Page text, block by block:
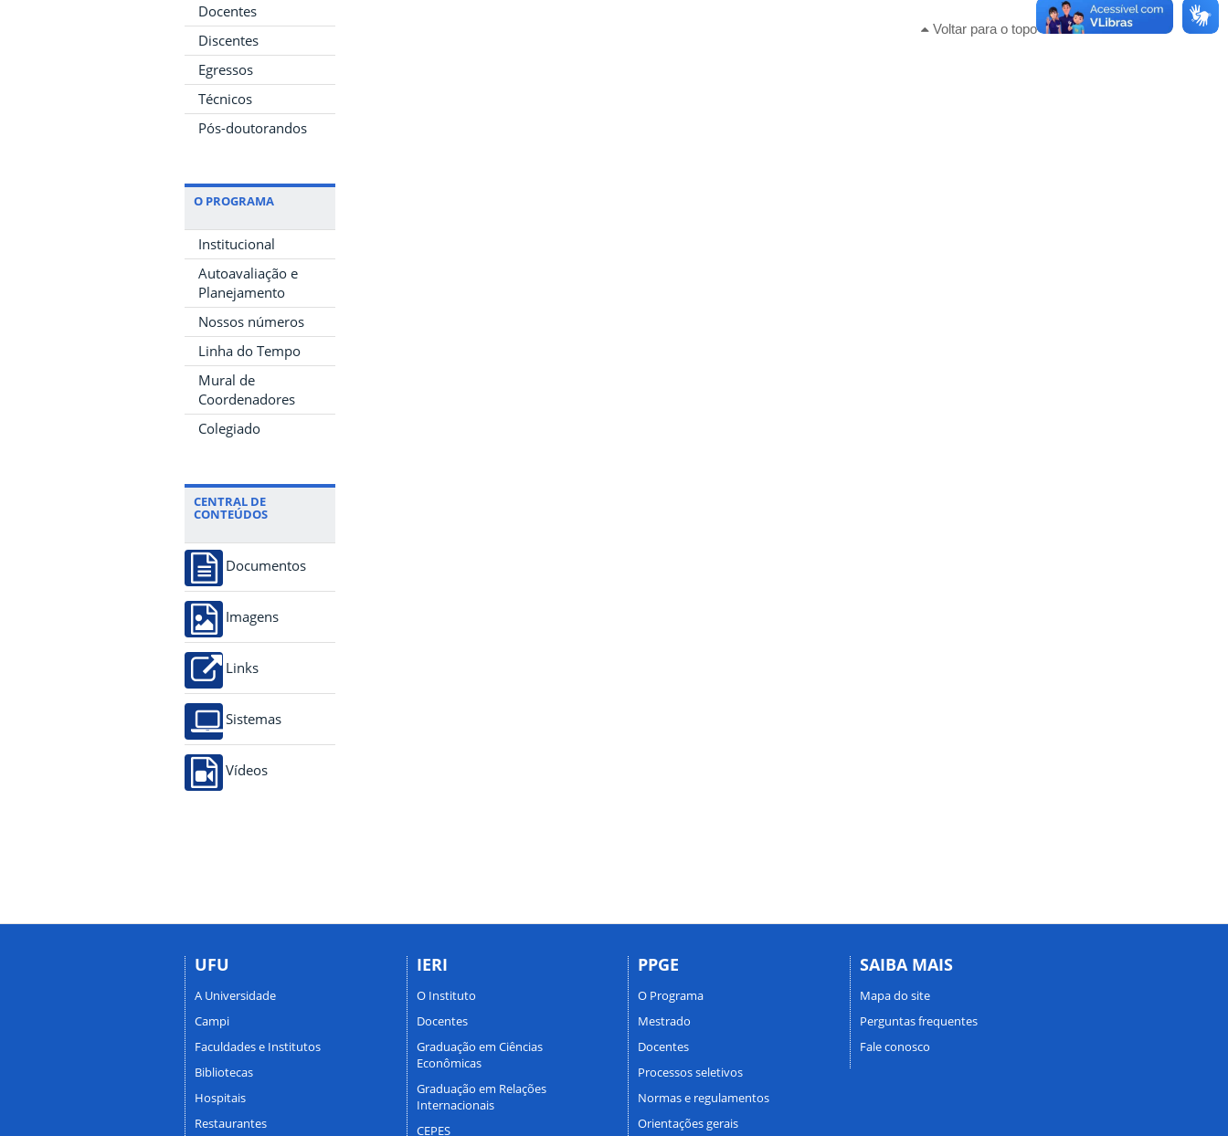
Docentes
Discentes
Egressos
Técnicos
Pós-doutorandos
O PROGRAMA
Institucional
Autoavaliação e
Planejamento
Nossos números
Linha do Tempo
Mural de
Coordenadores
Colegiado
CENTRAL DE
CONTEÚDOS
Documentos
Imagens
Links
Sistemas
Vídeos
Voltar para o topo
UFU
A Universidade
Campi
Faculdades e Institutos
Bibliotecas
Hospitais
Restaurantes
IERI
O Instituto
Docentes
Graduação em Ciências
Econômicas
Graduação em Relações
Internacionais
CEPES
PPGE
O Programa
Mestrado
Docentes
Processos seletivos
Normas e regulamentos
Orientações gerais
SAIBA MAIS
Mapa do site
Perguntas frequentes
Fale conosco